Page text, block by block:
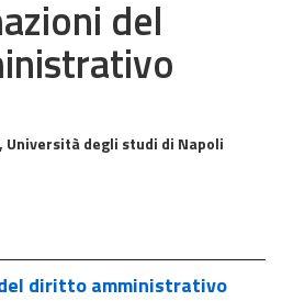
del
Università degli studi di Napoli
diritto amministrativo